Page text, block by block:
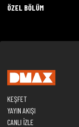
ÖZEL BÖLÜM
KEŞFET
YAYIN AKIŞI
CANLI İZLE